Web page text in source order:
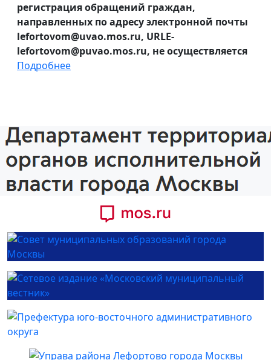
регистрация обращений граждан,
направленных по адресу электронной почты
lefortovom@uvao.mos.ru, URLE-
lefortovom@puvao.mos.ru, не осуществляется
Подробнее